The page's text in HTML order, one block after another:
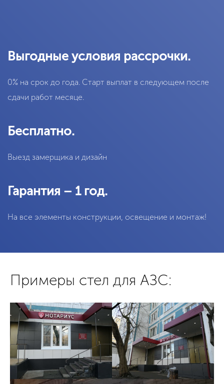
Выгодные условия рассрочки.
0% на срок до года. Старт выплат в следующем после
сдачи работ месяце.
Бесплатно.
Выезд замерщика и дизайн
Гарантия – 1 год.
На все элементы конструкции, освещение и монтаж!
Примеры стел для АЗС: